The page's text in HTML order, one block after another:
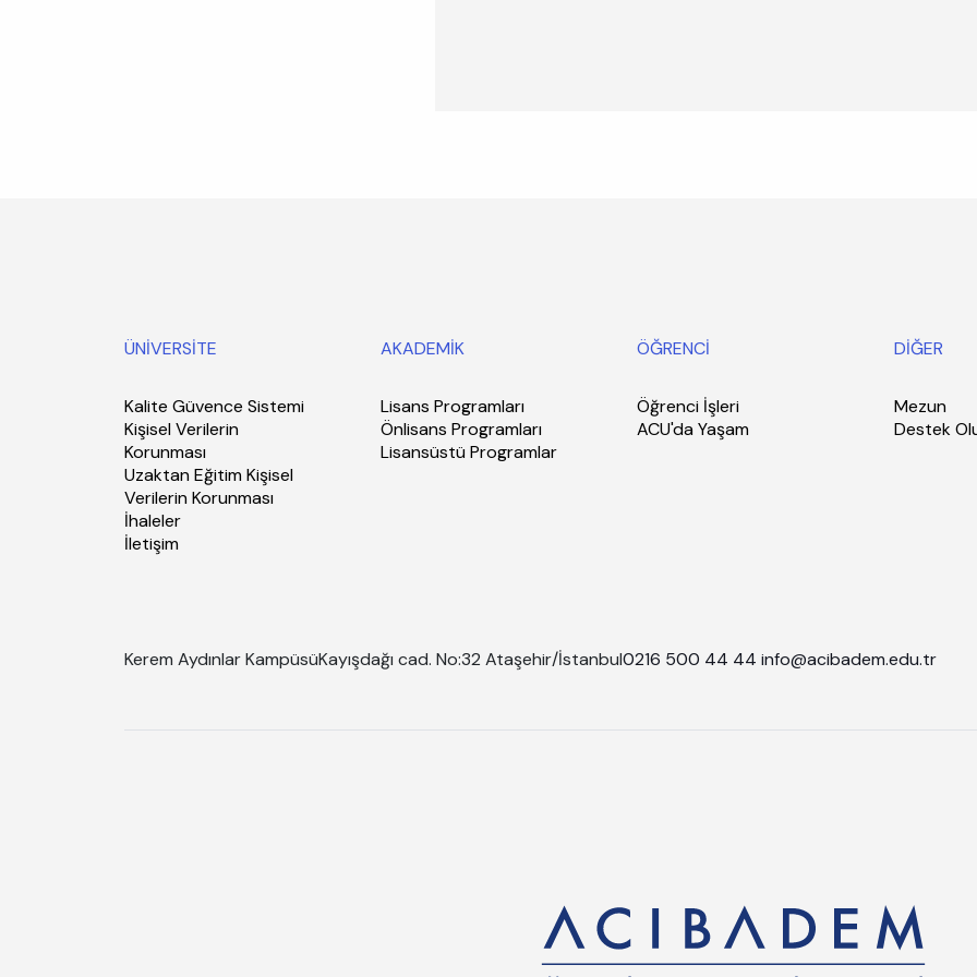
ÜNİVERSİTE
Kalite Güvence Sistemi
Kişisel Verilerin
Korunması
Uzaktan Eğitim Kişisel
Verilerin Korunması
İhaleler
İletişim
AKADEMİK
Lisans Programları
Önlisans Programları
Lisansüstü Programlar
ÖĞRENCİ
Öğrenci İşleri
ACU'da Yaşam
DİĞER
Mezun
Destek
Kerem Aydınlar KampüsüKayışdağı cad. No:32 Ataşehir/İstanbul0216 500 44 44 info@acibadem.edu.tr